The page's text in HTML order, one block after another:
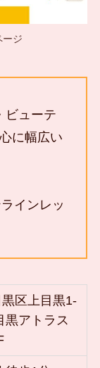
ージ
ューテ
に幅広い
インレッ
区上目黒1-
黒アトラス